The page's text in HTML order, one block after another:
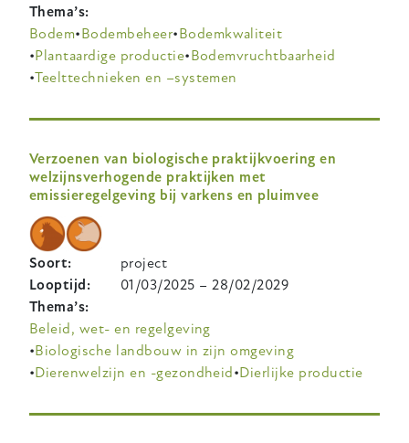
Thema’s
Bodem Bodembeheer Bodemkwaliteit
Plantaardige productie Bodemvruchtbaarheid
Teelttechnieken en –systemen
Verzoenen van biologische praktijkvoering en
welzijnsverhogende praktijken met
emissieregelgeving bij varkens en pluimvee
Soort
project
Looptijd
01/03/2025 –28/02/2029
Thema’s
Beleid, wet- en regelgeving
Biologische landbouw in zijn omgeving
Dierenwelzijn en -gezondheid Dierlijke productie